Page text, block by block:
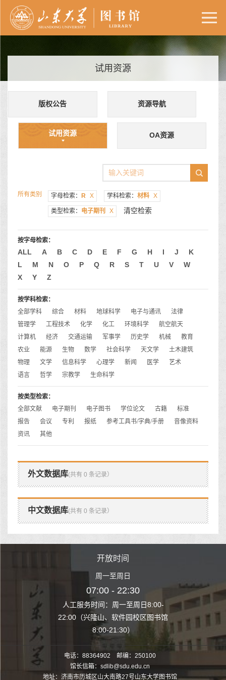
试用资源
版权公告 资源导航
试用资源 OA资源
所有类别 字母检索： R X 学科检索： 材料 X
类型检索： 电子期刊 X 清空检索
按字母检索：
ALL A B C D E F G H I J
K
L
M N O P Q R S T U V
W
X
Y Z
按学科检索：
全部学科
综合 材料 地球科学 电子与通讯
法律
管理学
工程技术 化学 化工 环境科学
航空航天
计算机
经济 交通运输 军事学 历史学 机械
教育
农业
能源 生物 数学 社会科学 天文学
土木建筑
物理
文学 信息科学 心理学 新闻 医学
艺术
语言
哲学 宗教学 生命科学
按类型检索：
全部文献
电子期刊 电子图书 学位论文 古籍
标准
报告
会议 专利 报纸 参考工具书/字典/手册
音像资料
资讯
其他
外文数据库(共有 0 条记录）
中文数据库(共有 0 条记录）
至周日8:00-
园校区图书馆
开放时间
周一至周日
07:00 - 22:30
人工服务时间：周一至周日8:00-
22:00（兴隆山、软件园校区图书馆
8:00-21:30）
人工服务时间
22:00（兴隆山
电话：88364902 邮编：250100
馆长信箱：sdlib@sdu.edu.cn
地址：济南市历城区山大南路27号山东大学图书馆